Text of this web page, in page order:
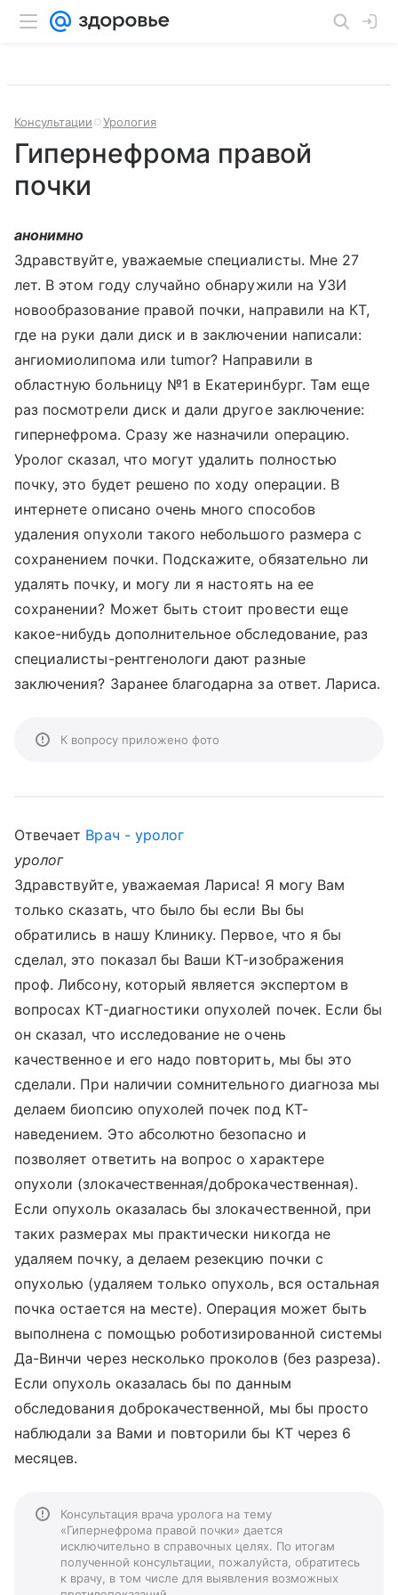
Консультации Урология
Гипернефрома правой
почки
анонимно
Здравствуйте, уважаемые специалисты. Мне 27
лет. В этом году случайно обнаружили на УЗИ
новообразование правой почки, направили на КТ,
где на руки дали диск и в заключении написали:
ангиомиолипома или tumor? Направили в
областную больницу №1 в Екатеринбург. Там еще
раз посмотрели диск и дали другое заключение:
гипернефрома. Сразу же назначили операцию.
Уролог сказал, что могут удалить полностью
почку, это будет решено по ходу операции. В
интернете описано очень много способов
удаления опухоли такого небольшого размера с
сохранением почки. Подскажите, обязательно ли
удалять почку, и могу ли я настоять на ее
сохранении? Может быть стоит провести еще
какое-нибудь дополнительное обследование, раз
специалисты-рентгенологи дают разные
заключения? Заранее благодарна за ответ. Лариса.
К вопросу приложено фото
Отвечает Врач - уролог
уролог
Здравствуйте, уважаемая Лариса! Я могу Вам
только сказать, что было бы если Вы бы
обратились в нашу Клинику. Первое, что я бы
сделал, это показал бы Ваши КТ-изображения
проф. Либсону, который является экспертом в
вопросах КТ-диагностики опухолей почек. Если бы
он сказал, что исследование не очень
качественное и его надо повторить, мы бы это
сделали. При наличии сомнительного диагноза мы
делаем биопсию опухолей почек под КТ-
наведением. Это абсолютно безопасно и
позволяет ответить на вопрос о характере
опухоли (злокачественная/доброкачественная).
Если опухоль оказалась бы злокачественной, при
таких размерах мы практически никогда не
удаляем почку, а делаем резекцию почки с
опухолью (удаляем только опухоль, вся остальная
почка остается на месте). Операция может быть
выполнена с помощью роботизированной системы
Да-Винчи через несколько проколов (без разреза).
Если опухоль оказалась бы по данным
обследования доброкачественной, мы бы просто
наблюдали за Вами и повторили бы КТ через 6
месяцев.
Консультация врача уролога на тему
«Гипернефрома правой почки» дается
исключительно в справочных целях. По итогам
полученной консультации, пожалуйста, обратитесь
к врачу, в том числе для выявления возможных